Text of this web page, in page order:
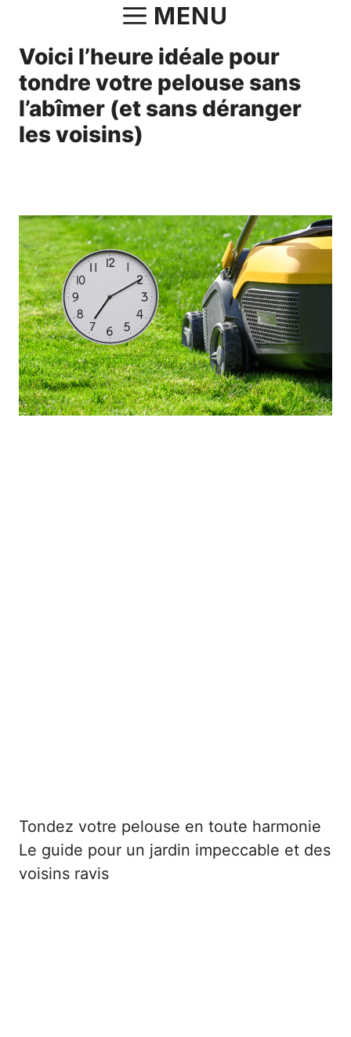
contenu
MENU
Voici l’heure idéale pour
tondre votre pelouse sans
l’abîmer (et sans déranger
les voisins)
Tondez votre pelouse en toute harmonie
Le guide pour un jardin impeccable et des
voisins ravis